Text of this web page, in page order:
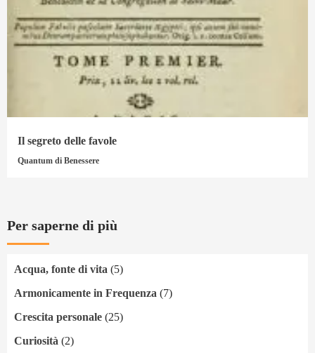
Il segreto delle favole
Quantum di Benessere
Per saperne di più
Acqua, fonte di vita (5)
Armonicamente in Frequenza (7)
Crescita personale (25)
Curiosità (2)